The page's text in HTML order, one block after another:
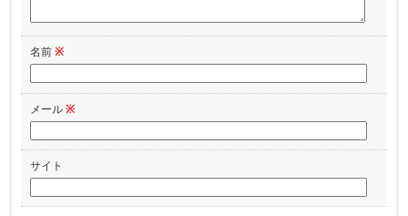
名前 ※
メール ※
サイト